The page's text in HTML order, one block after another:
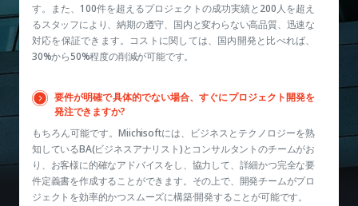
す。また、100件を超えるプロジェクトの成功実績と200人を超え
るスタッフにより、納期の遵守、国内と変わらない高品質、迅速な
対応を保証できます。コストに関しては、国内開発と比べれば、
30%から50%程度の削減が可能です。
要件が明確で具体的でない場合、すぐにプロジェクト開発を
発注できますか?
もちろん可能です。Miichisoftには、ビジネスとテクノロジーを熟
知しているBA(ビジネスアナリスト)とコンサルタントのチームがお
り、お客様に的確なアドバイスをし、協力して、詳細かつ完全な要
件定義書を作成することができます。その上で、開発チームがプロ
ジェクトを効率的かつスムーズに構築·開発することが可能です。